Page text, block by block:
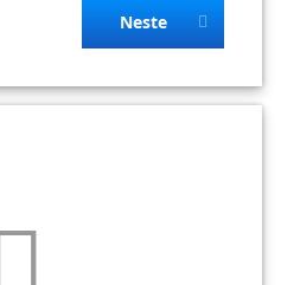
Neste